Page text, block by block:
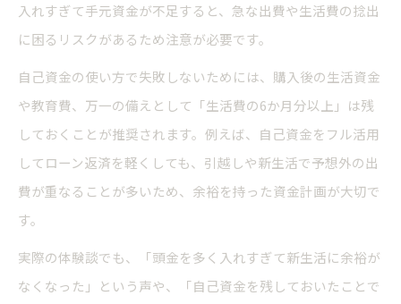
入れすぎて手元資金が不足すると、急な出費や生活費の捻出
に困るリスクがあるため注意が必要です。
自己資金の使い方で失敗しないためには、購入後の生活資金
や教育費、万一の備えとして「生活費の6か月分以上」は残
しておくことが推奨されます。例えば、自己資金をフル活用
してローン返済を軽くしても、引越しや新生活で予想外の出
費が重なることが多いため、余裕を持った資金計画が大切で
す。
実際の体験談でも、「頭金を多く入れすぎて新生活に余裕が
なくなった」という声や、「自己資金を残しておいたことで